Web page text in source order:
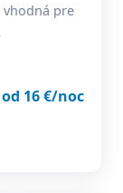
vhodná pre
od 16 €/noc